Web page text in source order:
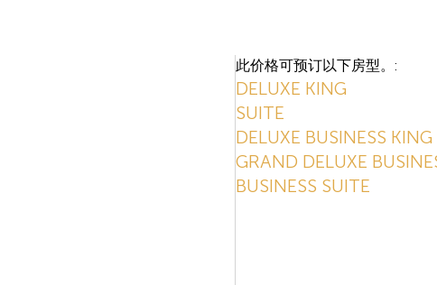
此价格可预订以下房型。:
DELUXE KING
SUITE
DELUXE BUSINESS KING
GRAND DELUXE
BUSINESS SUITE